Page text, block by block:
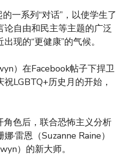
一系列“对话”，以使学生了
自由和民主等主题的广泛
现的“更健康”的气候。
）在Facebook帖子下捍卫
LGBTQ+历史月的开始，
角色后，联合恐怖主义分析
·雷恩（Suzanne Raine）
）的新大师。